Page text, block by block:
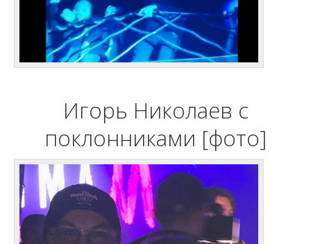
Игорь Николаев с
поклонниками [фото]